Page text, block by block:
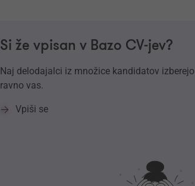
Si že vpisan v Bazo CV-jev?
Naj delodajalci iz množice kandidatov izberejo
ravno vas.
Vpiši se